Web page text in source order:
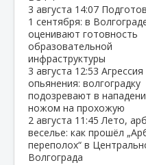
3 августа 14:07
1 сентября: в
оценивают готовность
образовательной
инфраструктуры
3 августа 12:53
опьянения: волгоградку
подозревают в
ножом на прохожую
2 августа 11:45Лето,
веселье: как прошёл
переполох“ в
Волгограда